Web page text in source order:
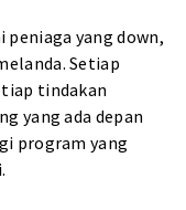
yang down,
Setiap
tindakan
yang ada depan
program yang